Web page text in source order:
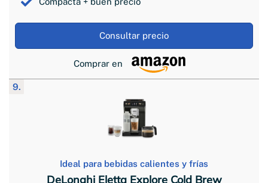
Consultar precio
Comprar en
9.
Ideal para bebidas calientes y frías
DeLonghi Eletta Explore Cold Brew